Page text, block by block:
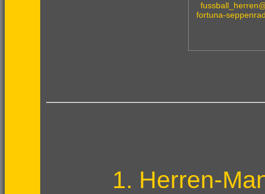
fortuna-
1. Herren-